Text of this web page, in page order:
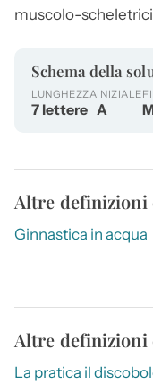
muscolo-
Schema della
LUNGHEZZA
7 lettere
INIZIALE
A
Altre definizioni
Ginnastica in acqua
Altre definizioni
La pratica il